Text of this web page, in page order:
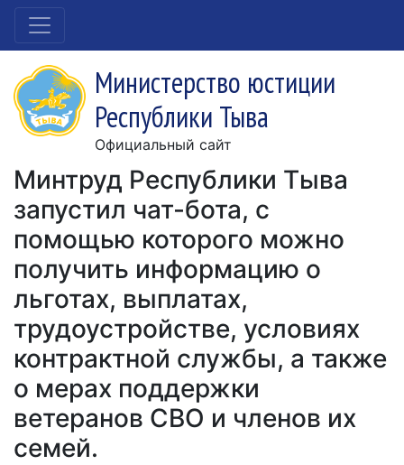
Министерство юстиции
Республики Тыва
Официальный сайт
Минтруд Республики Тыва
запустил чат-бота, с
помощью которого можно
получить информацию о
льготах, выплатах,
трудоустройстве, условиях
контрактной службы, а также
о мерах поддержки
ветеранов СВО и членов их
семей.